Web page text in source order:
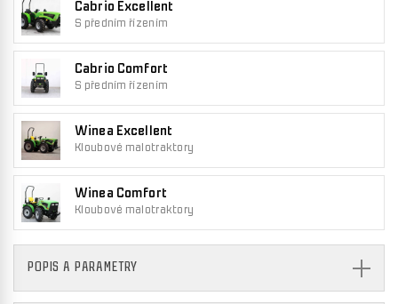
Cabrio Excellent
S předním řízením
Cabrio Comfort
S předním řízením
Winea Excellent
Kloubové malotraktory
Winea Comfort
Kloubové malotraktory
POPIS A PARAMETRY